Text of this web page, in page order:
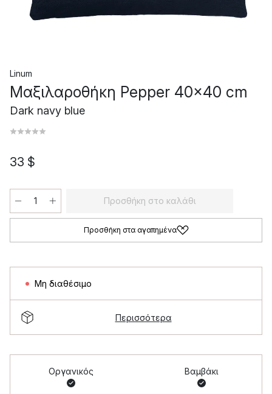
Linum
Μαξιλαροθήκη Pepper 40x40 cm
Dark navy blue
33 $
Προσθήκη στο καλάθι
Προσθήκη στα αγαπημένα
Μη διαθέσιμο
Περισσότερα
Οργανικός Βαμβάκι